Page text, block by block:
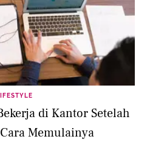
di Kantor Setelah
Memulainya